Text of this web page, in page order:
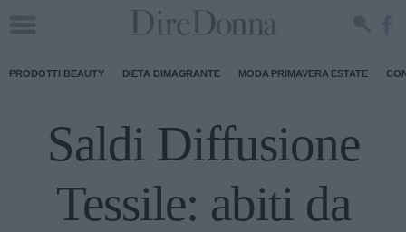
PRODOTTI BEAUTY DIETA DIMAGRANTE MODA PRIMAVERA ESTATE
Saldi Diffusione
Tessile: abiti da